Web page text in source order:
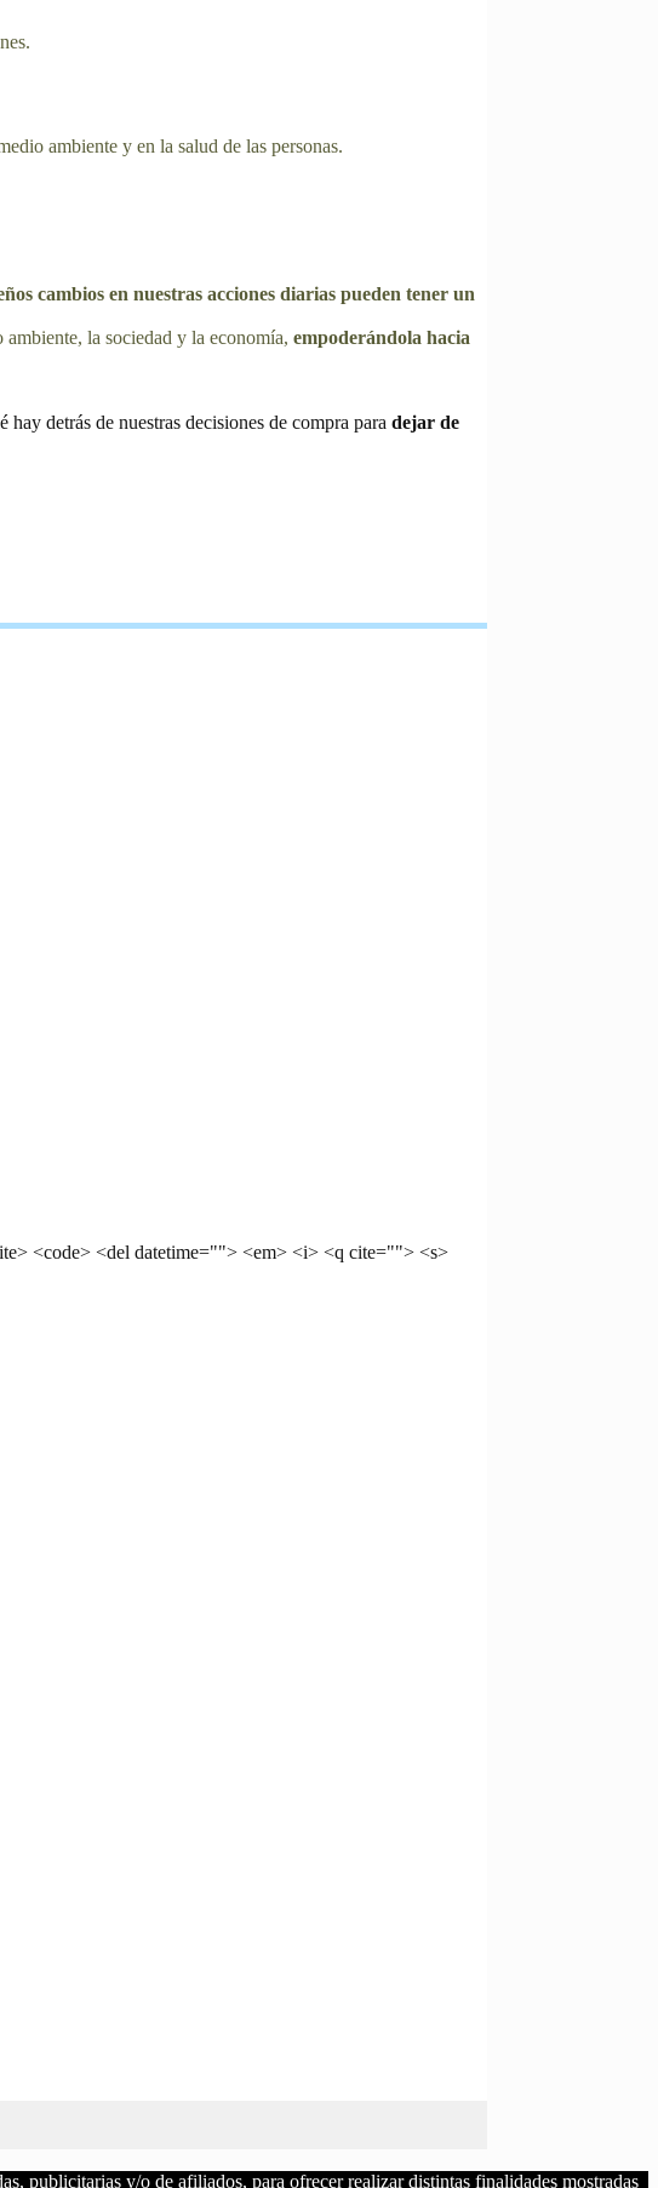
ambiente y en la salud de las personas.
cambios en nuestras acciones diarias pueden tener un
la sociedad y la economía, empoderándola hacia
detrás de nuestras decisiones de compra para dejar de
<code> <del datetime=""> <em> <i> <q cite=""> <s>
publicitarias y/o de afiliados, para ofrecer realizar distintas finalidades mostradas